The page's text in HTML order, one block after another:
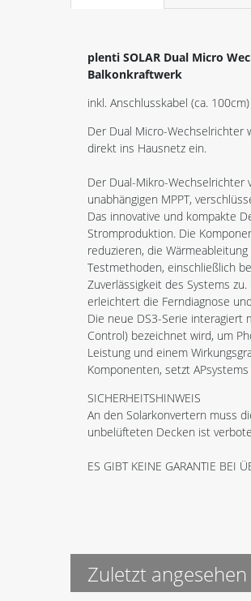
plenti SOLAR Dual Micro
Balkonkraftwerk
inkl. Anschlusskabel (ca. 100cm)
Der Dual Micro-Wechsel­­richter
direkt ins Hausnetz ein.
Der Dual-Mikro-Wechselrichter
unabhängigen MPPT,
Das innovative und kompakte
Stromproduktion. Die
reduzieren, die
Testmethoden, einschließlich
Zuverlässigkeit des Systems
erleichtert die Ferndiagnose
Die neue DS3-Serie interagiert
Control) bezeichnet wird, um
Leistung und einem
Komponenten, setzt
SICHERHEITSHINWEIS
An den Solarkonvertern muss
unbelüfteten Decken ist
ES GIBT KEINE GARANTIE BEI
Zuletzt angesehen